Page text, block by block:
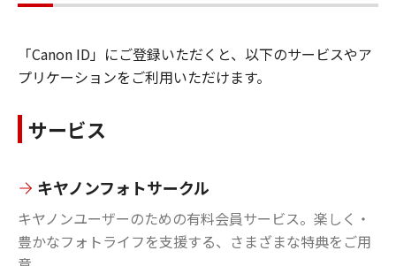
「Canon ID」にご登録いただくと、以下のサービスやア
プリケーションをご利用いただけます。
サービス
キヤノンフォトサークル
キヤノンユーザーのための有料会員サービス。楽しく・
豊かなフォトライフを支援する、さまざまな特典をご用